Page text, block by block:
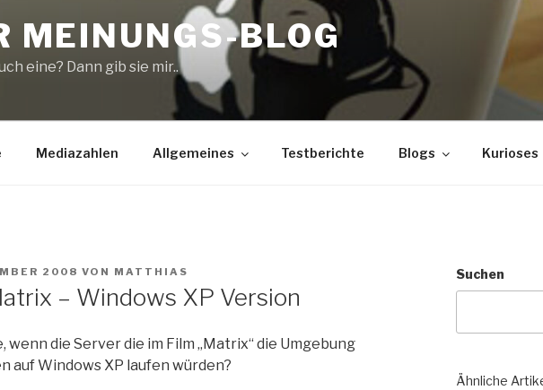
MEINUNGS-BLOG
eine? Dann gib sie mir..
Mediazahlen Allgemeines Testberichte Blogs Kurioses
2008 VON MATTHIAS
– Windows XP Version
wenn die Server die im Film „Matrix“ die Umgebung
auf Windows XP laufen würden?
Suchen
Ähnliche